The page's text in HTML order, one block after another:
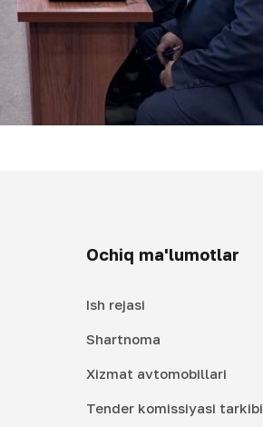
Ochiq ma'lumotlar
Ish rejasi
Shartnoma
Xizmat avtomobillari
Tender komissiyasi tarkibi